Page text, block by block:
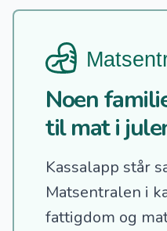
Noen
til mat i
Kassalapp står
Matsentralen i
fattigdom og